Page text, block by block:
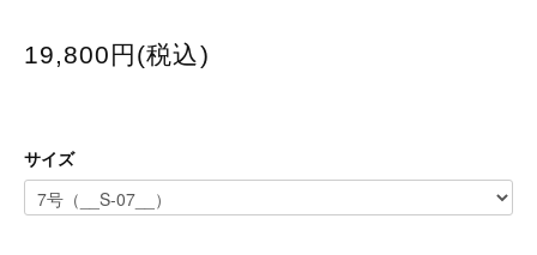
19,800円(税込)
サイズ